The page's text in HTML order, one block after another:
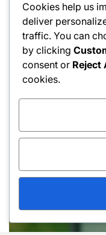
Posted
Tecniche di colpi
Errori non forzati
comuni,
Posted
17/02/2026
Posted
Luca
Cookies help us
deliver
traffic. You can
by clicking
consent or Reject
cookies.